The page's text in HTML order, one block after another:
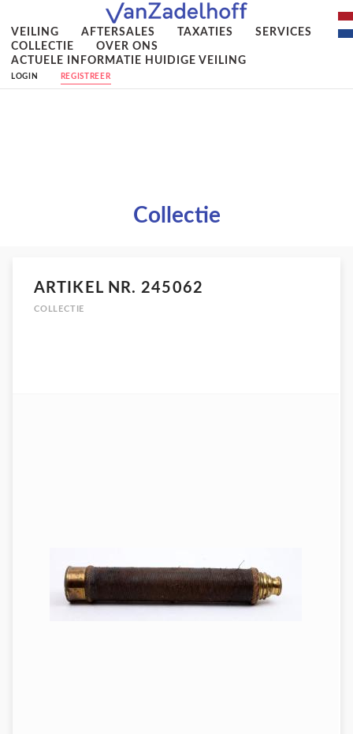
VEILING AFTERSALES TAXATIES
SERVICES
COLLECTIE
OVER ONS
ACTUELE INFORMATIE HUIDIGE VEILING
LOGIN REGISTREER
Collectie
ARTIKEL NR. 245062
COLLECTIE